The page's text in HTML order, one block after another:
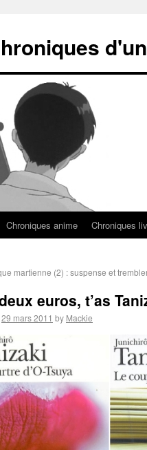
Chroniques anime Chroniques
martienne (2) : suspense et
euros, t’as
29 mars 2011 by Mackie